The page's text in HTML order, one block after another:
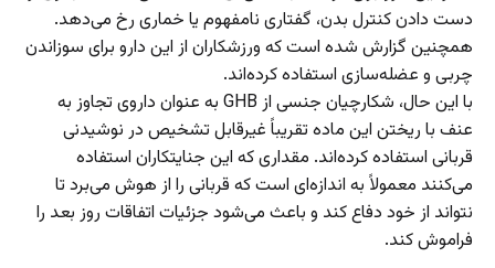
دست دادن کنترل بدن، گفتاری نامفهوم یا خماری رخ می‌دهد.
همچنین گزارش شده است که ورزشکاران از این دارو برای سوزاندن
چربی و عضله‌سازی استفاده کرده‌اند.
با این حال، شکارچیان جنسی از GHB به عنوان داروی تجاوز به
عنف با ریختن این ماده تقریباً غیرقابل تشخیص در نوشیدنی
قربانی استفاده کرده‌اند. مقداری که این جنایتکاران استفاده
می‌کنند معمولاً به اندازه‌ای است که قربانی را از هوش می‌برد تا
نتواند از خود دفاع کند و باعث می‌شود جزئیات اتفاقات روز بعد را
فراموش کند.